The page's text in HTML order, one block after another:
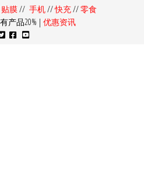
贴膜// 手机//快充//零食
产品20% | 优惠资讯